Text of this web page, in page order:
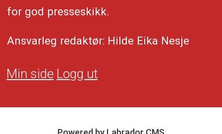
for god presseskikk.
Ansvarleg redaktør: Hilde Eika Nesje
Min side Logg ut